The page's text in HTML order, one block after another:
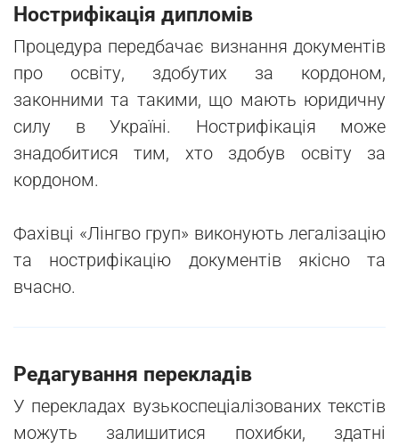
Нострифікація дипломів
Процедура передбачає визнання документів
про освіту, здобутих за кордоном,
законними та такими, що мають юридичну
силу в Україні. Нострифікація може
знадобитися тим, хто здобув освіту за
кордоном.
Фахівці «Лінгво груп» виконують легалізацію
та нострифікацію документів якісно та
вчасно.
Редагування перекладів
У перекладах вузькоспеціалізованих текстів
можуть залишитися похибки, здатні